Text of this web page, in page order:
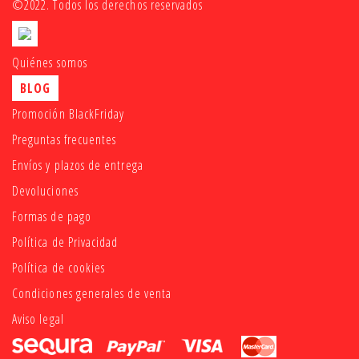
©2022. Todos los derechos reservados
Quiénes somos
BLOG
Promoción BlackFriday
Preguntas frecuentes
Envíos y plazos de entrega
Devoluciones
Formas de pago
Política de Privacidad
Política de cookies
Condiciones generales de venta
Aviso legal